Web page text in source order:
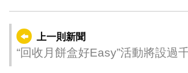
上一則新聞
“回收月餅盒好Easy”活動將設過